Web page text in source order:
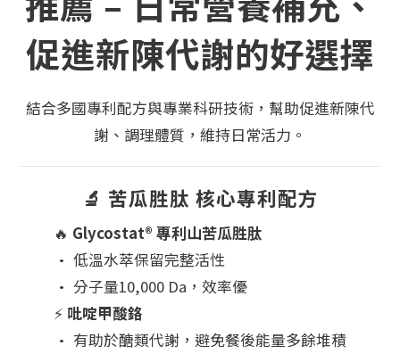
促進新陳代謝的好選擇
結合多國專利配方與專業科研技術，幫助促進新陳代
謝、調理體質，維持日常活力。
🔬 苦瓜胜肽 核心專利配方
🔥 Glycostat® 專利山苦瓜胜肽
• 低溫水萃保留完整活性
• 分子量10,000 Da，效率優
⚡️ 吡啶甲酸鉻
• 有助於醣類代謝，避免餐後能量多餘堆積